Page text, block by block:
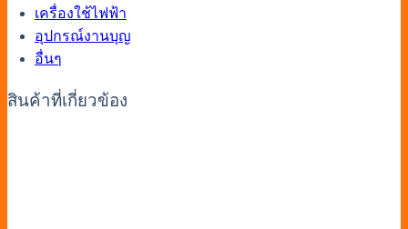
เครื่องใช้ไฟฟ้า
อุปกรณ์งานบุญ
อื่นๆ
สินค้าที่เกี่ยวข้อง